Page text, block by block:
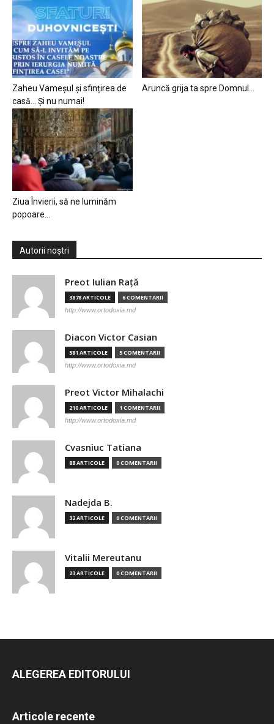
Zaheu Vameșul și sfințirea de
casă… Și nu numai!
Aruncă grija ta spre Domnul…
Ziua Învierii, să ne luminăm
popoare…
Autorii noștri
Preot Iulian Raţă
3878 ARTICOLE 6 COMENTARII
http://www.ortodoxia.md
Diacon Victor Casian
581 ARTICOLE 5 COMENTARII
http://www.ortodoxia.md
Preot Victor Mihalachi
210 ARTICOLE 1 COMENTARII
http://www.ortodoxia.md
Cvasniuc Tatiana
88 ARTICOLE 0 COMENTARII
Nadejda B.
32 ARTICOLE 0 COMENTARII
Vitalii Mereutanu
23 ARTICOLE 0 COMENTARII
ALEGEREA EDITORULUI
Articole recente